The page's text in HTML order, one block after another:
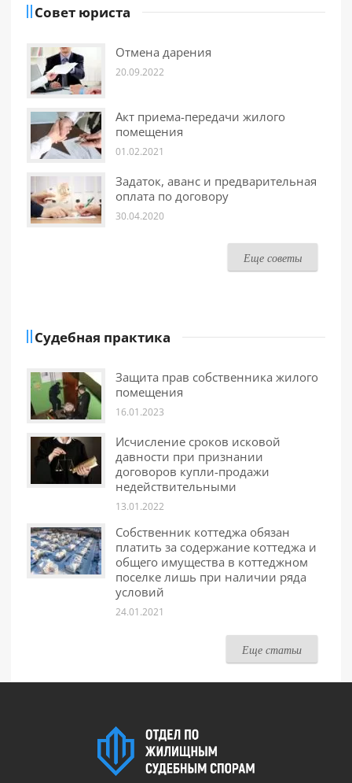
Совет юриста
Отмена дарения
20.09.2022
Акт приема-передачи жилого
помещения
01.02.2021
Задаток, аванс и предварительная
оплата по договору
30.04.2020
Еще советы
Судебная практика
Защита прав собственника жилого
помещения
16.01.2023
Исчисление сроков исковой
давности при признании
договоров купли-продажи
недействительными
13.01.2022
Собственник коттеджа обязан
платить за содержание коттеджа и
общего имущества в коттеджном
поселке лишь при наличии ряда
условий
24.01.2021
Еще статьи